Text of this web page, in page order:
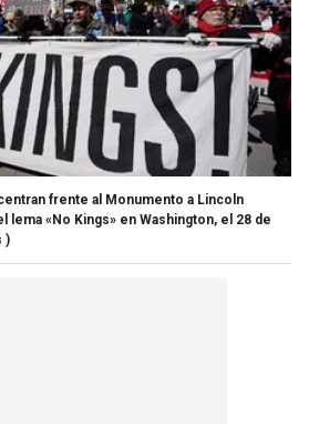
frente al Monumento a Lincoln
lema «No Kings» en Washington, el 28 de
)